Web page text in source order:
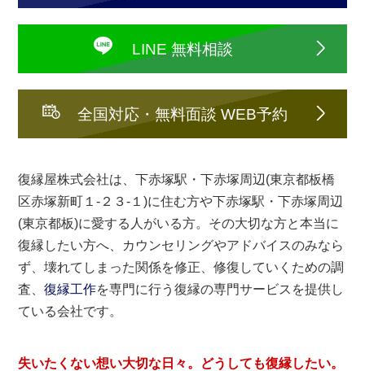
LINE 無料相談
全国対応・無料面談 WEB予約
復縁屋株式会社は、下赤塚駅・下赤塚周辺(東京都板橋
区赤塚新町１-２３-１)に住む方や下赤塚駅・下赤塚周辺
(東京都板)に愛する人がいる方。その大切な方と本当に
復縁したい方へ、カウンセリングやアドバイスのみなら
ず、壊れてしまった関係を修正、修復していくための調
査、復縁工作を専門に行う復縁の専門サービスを提供し
ている会社です。
失いたくない想い大切な日々。どうしても復縁したい。